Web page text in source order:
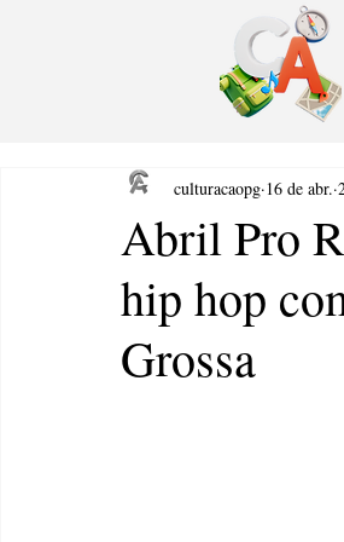
Abril Pro
hip hop
Grossa
culturacaopg 16 de abr.